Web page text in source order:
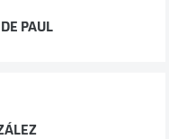
DE PAUL